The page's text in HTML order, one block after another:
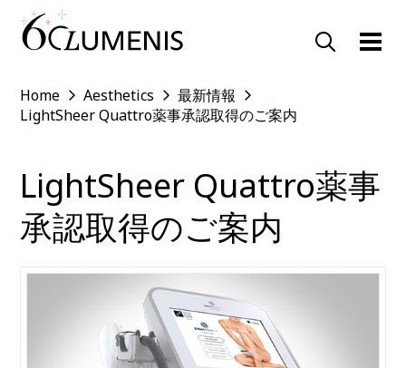
Home Aesthetics
最新情報
LightSheer Quattro薬事承認取得のご案内
LightSheer Quattro薬事
承認取得のご案内